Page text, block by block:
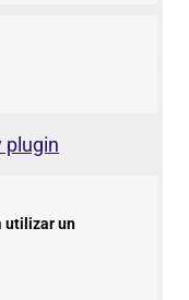
plugin
utilizar un